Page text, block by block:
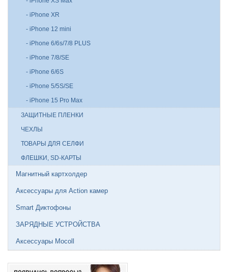
- iPhone XR
- iPhone 12 mini
- iPhone 6/6s/7/8 PLUS
- iPhone 7/8/SE
- iPhone 6/6S
- iPhone 5/5S/SE
- iPhone 15 Pro Max
ЗАЩИТНЫЕ ПЛЕНКИ
ЧЕХЛЫ
ТОВАРЫ ДЛЯ СЕЛФИ
ФЛЕШКИ, SD-КАРТЫ
Магнитный картхолдер
Аксессуары для Action камер
Smart Диктофоны
ЗАРЯДНЫЕ УСТРОЙСТВА
Аксессуары Mocoll